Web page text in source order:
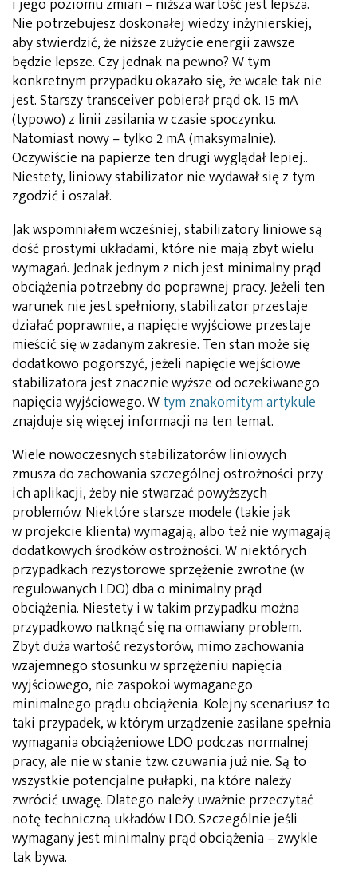
i jego poziomu zmian – niższa wartość jest lepsza.
Nie potrzebujesz doskonałej wiedzy inżynierskiej,
aby stwierdzić, że niższe zużycie energii zawsze
będzie lepsze. Czy jednak na pewno? W tym
konkretnym przypadku okazało się, że wcale tak nie
jest. Starszy transceiver pobierał prąd ok. 15 mA
(typowo) z linii zasilania w czasie spoczynku.
Natomiast nowy – tylko 2 mA (maksymalnie).
Oczywiście na papierze ten drugi wyglą­dał lepiej..
Niestety, liniowy stabilizator nie wydawał się z tym
zgodzić i oszalał.
Jak wspomniałem wcześniej, stabilizatory liniowe są
dość prostymi układami, które nie mają zbyt wielu
wymagań. Jednak jednym z nich jest minimalny prąd
obciążenia potrzebny do poprawnej pracy. Jeżeli ten
warunek nie jest spełniony, stabilizator przesta­je
działać poprawnie, a napięcie wyjściowe przesta­je
mieścić się w zadanym zakresie. Ten stan może się
dodatkowo pogorszyć, jeżeli napięcie wejściowe
stabilizatora jest znacznie wyższe od oczekiwanego
napięcia wyjściowego. Wtym znakomitym artykule
znajduje się więcej informacji na ten temat.
Wiele nowoczesnych stabilizatorów liniowych
zmusza do zachowania szczególnej ostrożności przy
ich aplikacji, żeby nie stwarzać powyższych
problemów. Niektóre starsze modele (takie jak
w projekcie klienta) wymagają, albo też nie wymagają
dodatkowych środków ostrożności. W niektórych
przypadkach rezystorowe sprzężenie zwrotne (w
regulowanych LDO) dba o minimalny prąd
obciążenia. Niestety i w takim przypadku można
przypadkowo natknąć się na omawiany problem.
Zbyt duża wartość rezystorów, mimo zachowania
wzajemnego stosunku w sprzężeniu napięcia
wyjściowego, nie zaspokoi wymaganego
minimalnego prądu obciążenia. Kolejny scenariusz to
taki przypadek, w którym urządzenie zasilane spełnia
wymagania obciążeniowe LDO podczas normalnej
pracy, ale nie w stanie tzw. czuwania już nie. Są to
wszystkie potencjalne pułapki, na które należy
zwrócić uwagę. Dlatego należy uważnie przeczytać
notę techniczną układów LDO. Szczególnie jeśli
wymagany jest minimalny prąd obciążenia – zwykle
tak bywa.